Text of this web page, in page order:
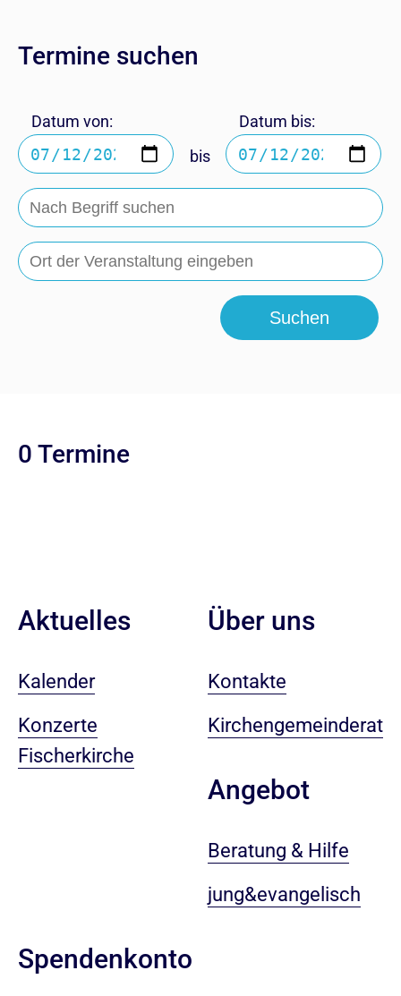
Termine suchen
Datum von:
bis
Datum bis:
Suchen
0 Termine
Aktuelles
Kalender
Konzerte
Fischerkirche
Über uns
Kontakte
Kirchengemeinderat
Angebot
Beratung & Hilfe
jung&evangelisch
Spendenkonto